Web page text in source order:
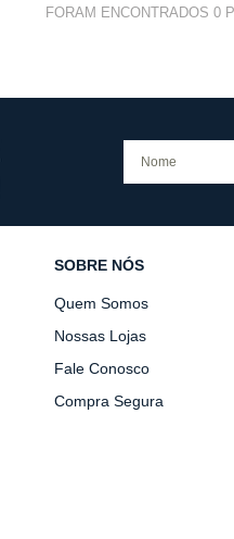
FORAM ENCONTRADOS 0
SOBRE NÓS
Quem Somos
Nossas Lojas
Fale Conosco
Compra Segura